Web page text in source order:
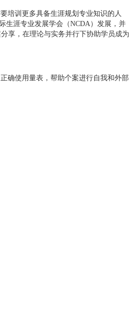
培训更多具备生涯规划专业知识的人
生涯专业发展学会（NCDA）发展，并
享，在理论与实务并行下协助学员成为
确使用量表，帮助个案进行自我和外部